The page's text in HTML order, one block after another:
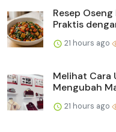
Resep
Praktis
21 hours ago
Melihat Cara
Mengubah
21 hours ago